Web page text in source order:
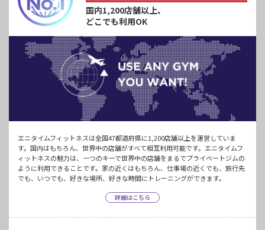
国内1,200店舗以上、
どこでも利用OK
エニタイムフィットネスは全国47都道府県に1,200店舗以上を運営していま
す。国内はもちろん、世界中の店舗がすべて相互利用可能です。エニタイムフ
ィットネスの魅力は、一つのキーで世界中の店舗をまるでプライベートジムの
ように利用できることです。家の近くはもちろん、仕事場の近くでも、旅行先
でも、いつでも、好きな場所、好きな時間にトレーニングができます。
詳細はこちら